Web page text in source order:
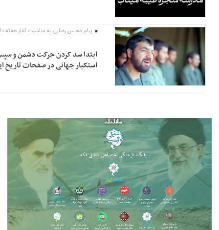
پیام محسن رضایی به مناسبت آغاز هفته
ابتدا سد کردن حرکت دشمن و
استکبار جهانی در صفحات تاریخ